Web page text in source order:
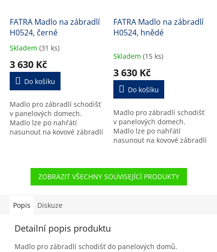
FATRA Madlo na zábradlí
H0524, černé
Průměrné
produktu
5,0
5
hvězdiček.
Skladem (31 ks)
3 630 Kč
Do košíku
Madlo pro zábradlí schodišť
v panelových domech.
Madlo lze po nahřátí
nasunout na kovové zábradlí
FATRA Madlo na zábradlí
H0524, hnědé
Skladem (15 ks)
3 630 Kč
Do košíku
Madlo pro zábradlí schodišť
v panelových domech.
Madlo lze po nahřátí
nasunout na kovové zábradlí
ZOBRAZIT VŠECHNY SOUVISEJÍCÍ PRODUKTY
Popis Diskuze
Detailní popis produktu
Madlo pro zábradlí schodišť do panelových domů.